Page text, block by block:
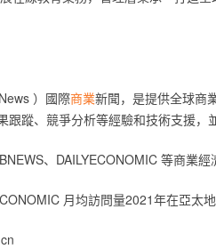
‎ ）國際‎‎商業‎新聞，是提供全球商
蹤、競爭分析等經驗和技術支援，
、‎ ‎DAILYECONOMIC‎ 等商業
月均訪問量2021年在亞太